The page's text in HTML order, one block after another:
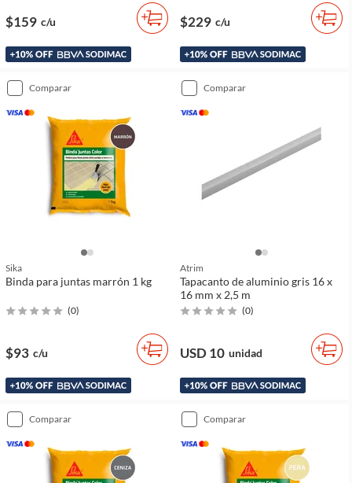
$159 c/u $229 c/u
comparar
Sika
Binda para juntas marrón 1 kg
(0)
$93 c/u
comparar
Atrim
Tapacanto de aluminio gris 16 x
16 mm x 2,5 m
(0)
USD 10 unidad
comparar comparar